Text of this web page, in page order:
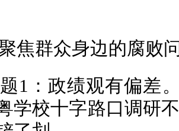
聚焦群众身边的腐败
1：政绩观有偏差
学校十字路口调研